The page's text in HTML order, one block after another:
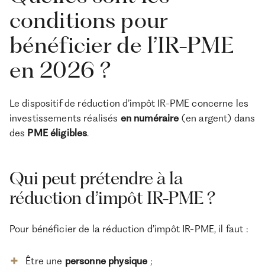
conditions pour
bénéficier de l’IR-PME
en 2026 ?
Le dispositif de réduction d’impôt IR-PME concerne les
investissements réalisés en numéraire (en argent) dans
des PME éligibles.
Qui peut prétendre à la
réduction d’impôt IR-PME ?
Pour bénéficier de la réduction d’impôt IR-PME, il faut :
Être une personne physique ;